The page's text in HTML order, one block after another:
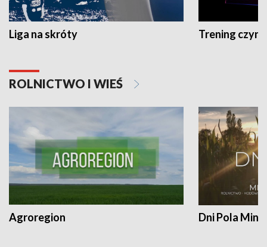
Liga na skróty Trening czyni
ROLNICTWO I WIEŚ
Agroregion Dni Pola